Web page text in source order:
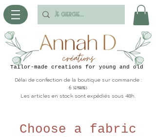
Tailor-made creations for young and old
Délai de confection de la boutique sur commande :
6 semaines
Les articles en stock sont expédiés sous 48h.
Choose a fabric